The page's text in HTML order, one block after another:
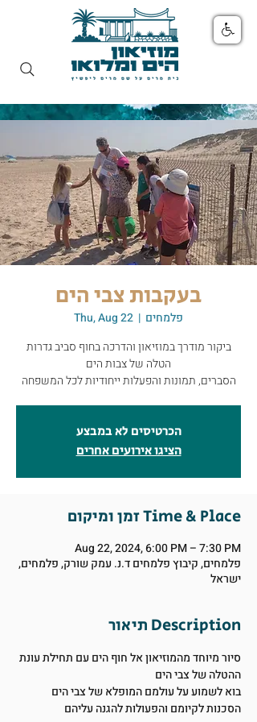
בעקבות צבי הים
Thu, Aug 22
  |
פלמחים
ביקור מודרך במוזיאון והדרכה בחוף סביב גדרות
הטלה של צבות הים
הסברים, תמונות והפעלות ייחודיות לכל המשפחה
הכרטיסים לא במבצע
הציגו אירועים אחרים
זמן ומיקום Time & Place
Aug 22, 2024, 6:00 PM – 7:30 PM
פלמחים, קיבוץ פלמחים ד.נ. עמק שורק, פלמחים,
ישראל
תיאור Description
סיור מיוחד מהמוזיאון אל חוף הים עם תחילת עונת
ההטלה של צבי הים
בוא לשמוע על עולמם המופלא של צבי הים
הסכנות לקיומם והפעולות להגנה עליהם